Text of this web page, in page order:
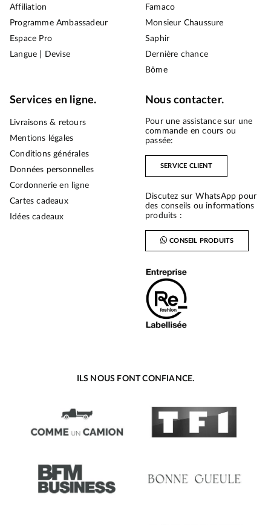
Affiliation
Programme Ambassadeur
Espace Pro
Langue | Devise
Famaco
Monsieur Chaussure
Saphir
Dernière chance
Bōme
Services en ligne.
Livraisons & retours
Mentions légales
Conditions générales
Données personnelles
Cordonnerie en ligne
Cartes cadeaux
Idées cadeaux
Nous contacter.
Pour une assistance sur une
commande en cours ou
passée:
SERVICE CLIENT
Discutez sur WhatsApp pour
des conseils ou informations
produits :
CONSEIL PRODUITS
ILS NOUS FONT CONFIANCE.